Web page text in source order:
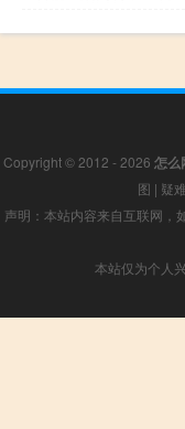
Copyright © 2012 - 2026 怎么
图 | 疑
声明：本站内容来自互联网，
本站仅为个人